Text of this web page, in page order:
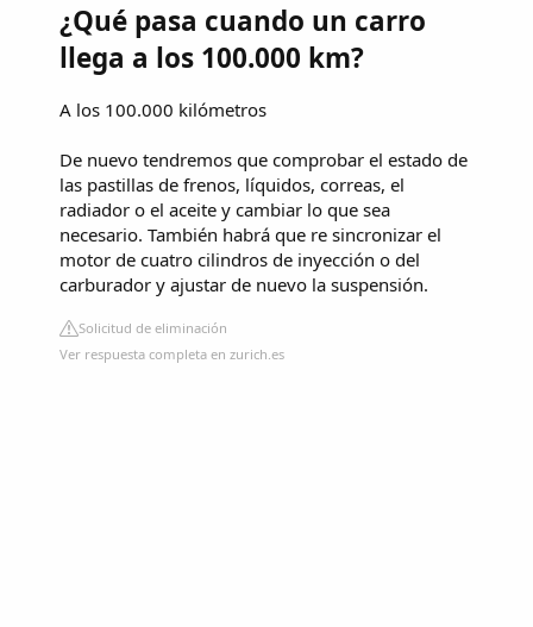
¿Qué pasa cuando un carro
llega a los 100.000 km?
A los 100.000 kilómetros
De nuevo tendremos que comprobar el estado de
las pastillas de frenos, líquidos, correas, el
radiador o el aceite y cambiar lo que sea
necesario. También habrá que re sincronizar el
motor de cuatro cilindros de inyección o del
carburador y ajustar de nuevo la suspensión.
Solicitud de eliminación
Ver respuesta completa en zurich.es